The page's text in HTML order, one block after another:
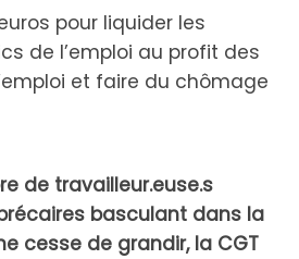
pour liquider les
de l’emploi au profit des
et faire du chômage
de travailleur.euse.s
basculant dans la
cesse de grandir, la CGT